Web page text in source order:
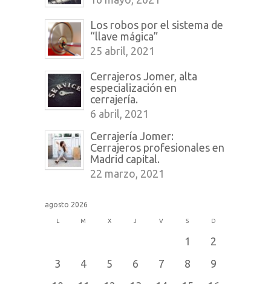
Los robos por el sistema de
“llave mágica”
25 abril, 2021
Cerrajeros Jomer, alta
especialización en
cerrajería.
6 abril, 2021
Cerrajería Jomer:
Cerrajeros profesionales en
Madrid capital.
22 marzo, 2021
agosto 2026
L M X J V S D
1
2
3
4 5 6 7 8
9